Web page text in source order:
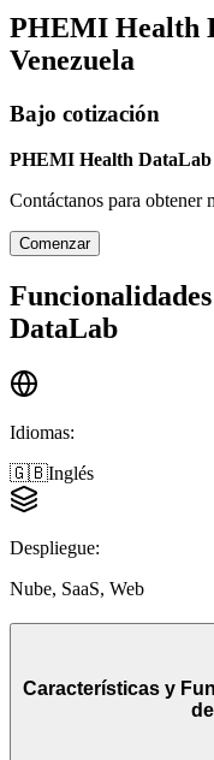
PHEMI Health
Venezuela
Bajo cotización
PHEMI Health DataLab
Contáctanos para obtener
Comenzar
DataLab
Idiomas:
🇬🇧Inglés
Despliegue:
Nube, SaaS, Web
Características y